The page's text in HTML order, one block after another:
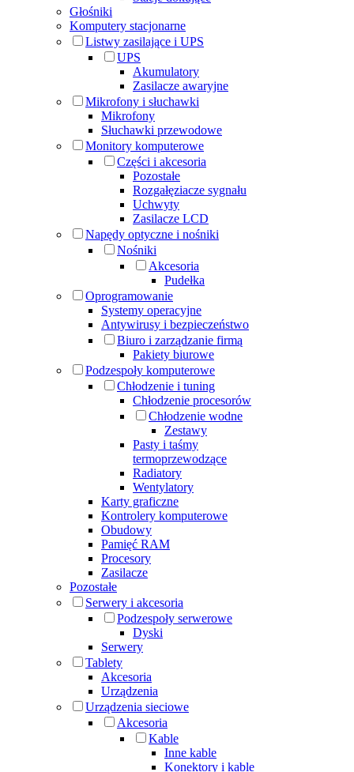
Głośniki
Komputery stacjonarne
Listwy zasilające i UPS
UPS
Akumulatory
Zasilacze awaryjne
Mikrofony i słuchawki
Mikrofony
Słuchawki przewodowe
Monitory komputerowe
Części i akcesoria
Pozostałe
Rozgałęziacze sygnału
Uchwyty
Zasilacze LCD
Napędy optyczne i nośniki
Nośniki
Akcesoria
Pudełka
Oprogramowanie
Systemy operacyjne
Antywirusy i bezpieczeństwo
Biuro i zarządzanie firmą
Pakiety biurowe
Podzespoły komputerowe
Chłodzenie i tuning
Chłodzenie procesorów
Chłodzenie wodne
Zestawy
Pasty i taśmy
termoprzewodzące
Radiatory
Wentylatory
Karty graficzne
Kontrolery komputerowe
Obudowy
Pamięć RAM
Procesory
Zasilacze
Pozostałe
Serwery i akcesoria
Podzespoły serwerowe
Dyski
Serwery
Tablety
Akcesoria
Urządzenia
Urządzenia sieciowe
Akcesoria
Kable
Inne kable
Konektory i kable